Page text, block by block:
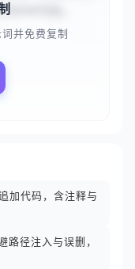
PHP代码。
并免费复制
加代码，含注释与
路径注入与误删，